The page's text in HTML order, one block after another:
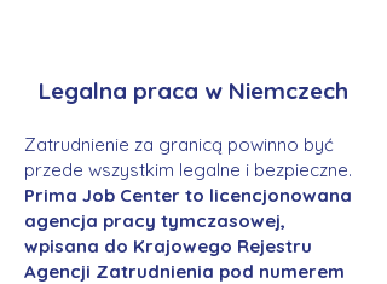
Legalna praca w Niemczech
Zatrudnienie za granicą powinno być
przede wszystkim legalne i bezpieczne.
Prima Job Center to licencjonowana
agencja pracy tymczasowej,
wpisana do Krajowego Rejestru
Agencji Zatrudnienia pod numerem